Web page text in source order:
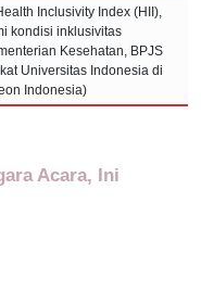
Inclusivity Index (HII),
kondisi inklusivitas
Kesehatan, BPJS
Universitas Indonesia di
Indonesia)
Acara, Ini